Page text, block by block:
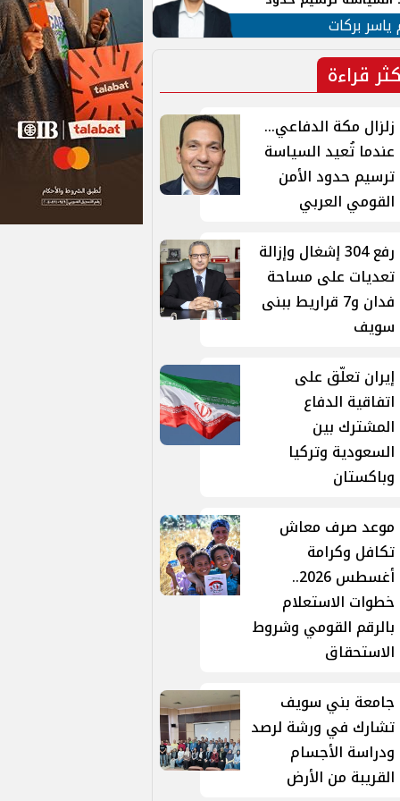
القومي العربي
ياسر بركات
قراءة
زلزال مكة الدفاعي...
عندما تُعيد السياسة
ترسيم حدود الأمن
القومي العربي
رفع 304 إشغال وإزالة
تعديات على مساحة
فدان و7 قراريط ببنى
سويف
إيران تعلّق على
اتفاقية الدفاع
المشترك بين
السعودية وتركيا
وباكستان
موعد صرف معاش
تكافل وكرامة
أغسطس 2026..
خطوات الاستعلام
بالرقم القومي وشروط
الاستحقاق
جامعة بني سويف
تشارك في ورشة لرصد
ودراسة الأجسام
القريبة من الأرض